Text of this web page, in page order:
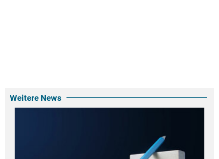
Weitere News